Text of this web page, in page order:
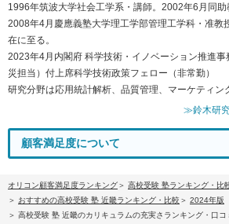
1996年筑波大学社会工学系・講師。2002年6月同助
2008年4月慶應義塾大学理工学部管理工学科・准教
在に至る。
2023年4月内閣府 科学技術・イノベーション推進
災担当）付上席科学技術政策フェロー（非常勤）
研究分野は応用統計解析、品質管理、マーケティン
≫鈴木研
顧客満足度について
オリコン顧客満足度ランキング
高校受験 塾ランキング・比
おすすめの高校受験 塾 近畿ランキング・比較
2024年版
高校受験 塾 近畿のカリキュラムの充実さランキング・口コ